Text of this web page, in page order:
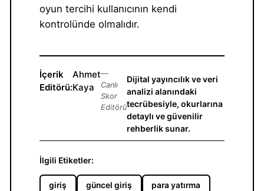
oyun tercihi kullanıcının kendi
kontrolünde olmalıdır.
İçerik
Editörü:
Ahmet
Kaya
—
Canlı
Skor
Editörü
Dijital yayıncılık ve veri
analizi alanındaki
tecrübesiyle, okurlarına
detaylı ve güvenilir
rehberlik sunar.
İlgili Etiketler:
giriş güncel giriş para yatırma